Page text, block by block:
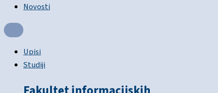
Novosti
Upisi
Studiji